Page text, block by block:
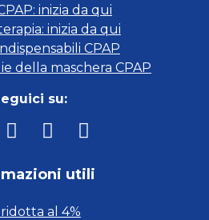
inizia da qui
inizia da qui
CPAP
della maschera CPAP
su:
utili
al 4%